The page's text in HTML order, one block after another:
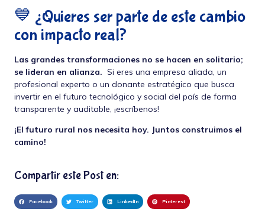
💙 ¿Quieres ser parte de este cambio
con impacto real?
Las grandes transformaciones no se hacen en solitario;
se lideran en alianza. Si eres una empresa aliada, un
profesional experto o un donante estratégico que busca
invertir en el futuro tecnológico y social del país de forma
transparente y auditable, ¡escríbenos!
¡El futuro rural nos necesita hoy. Juntos construimos el
camino!
Compartir este Post en:
Facebook Twitter LinkedIn Pinterest